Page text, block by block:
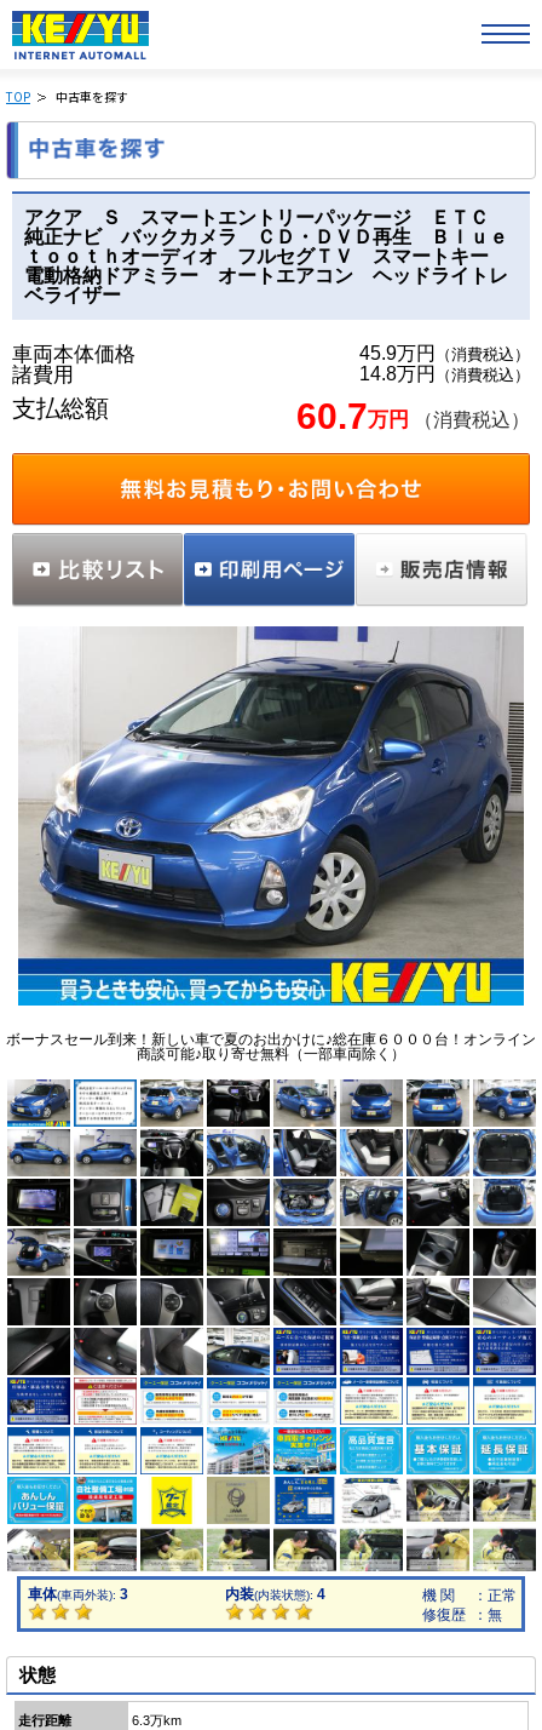
TOP 中古車を探す
アクア Ｓ スマートエントリーパッケージ ＥＴＣ
純正ナビ バックカメラ ＣＤ・ＤＶＤ再生 Ｂｌｕｅ
ｔｏｏｔｈオーディオ フルセグＴＶ スマートキー
電動格納ドアミラー オートエアコン ヘッドライトレ
ベライザー
車両本体価格 45.9万円 （消費税込）
諸費用 14.8万円 （消費税込）
支払総額 60.7万円 （消費税込）
ボーナスセール到来！新しい車で夏のお出かけに♪総在庫６０００台！オンライン
商談可能♪取り寄せ無料（一部車両除く）
車体(車両外装): 3 内装(内装状態): 4
機 関
修復歴
：正常
：無
状態
走行距離 6.3万km